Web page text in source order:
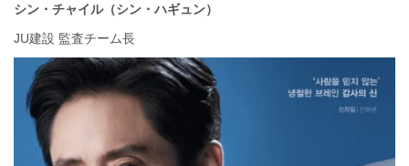
シン・チャイル（シン・ハギュン）
JU建設 監査チーム長